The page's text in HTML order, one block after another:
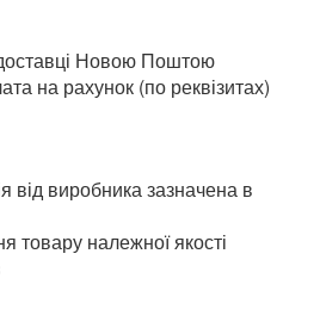
Новою Поштою
на рахунок (по реквізитах)
від виробника зазначена в
товару належної якості